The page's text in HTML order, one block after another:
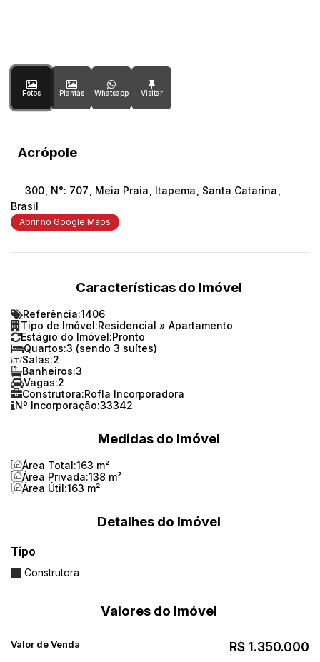
Fotos Plantas Whatsapp
Acrópole
300 N°: 707 Meia Praia Itapema Santa Catarina
Brasil
Abrir no Google Maps
Características do Imóvel
Referência:1406
Tipo de Imóvel:Residencial » Apartamento
Estágio do Imóvel:Pronto
Quartos:3 (sendo 3 suítes)
Salas:2
Banheiros:3
Vagas:2
Construtora:Rofla Incorporadora
Nº Incorporação:33342
Medidas do Imóvel
Área Total:163 m²
Área Privada:138 m²
Área Útil:163 m²
Detalhes do Imóvel
Tipo
Construtora
Valores do Imóvel
R$ 1.350.000
Valor de Venda